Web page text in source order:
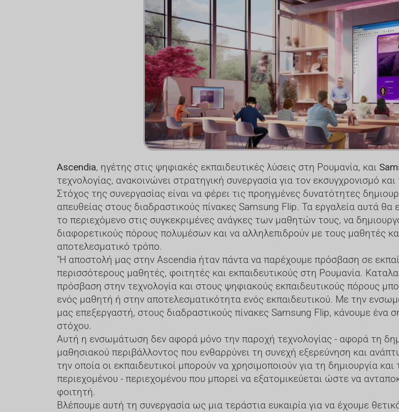
Ascendia, ηγέτης στις ψηφιακές εκπαιδευτικές λύσεις στη Ρουμανία, και
τεχνολογίας, ανακοινώνει στρατηγική συνεργασία για τον εκσυγχρονισμό
Στόχος της συνεργασίας είναι να φέρει τις προηγμένες δυνατότητες
απευθείας στους διαδραστικούς πίνακες Samsung Flip. Τα εργαλεία αυτά
το περιεχόμενο στις συγκεκριμένες ανάγκες των μαθητών τους, να
διαφορετικούς πόρους πολυμέσων και να αλληλεπιδρούν με τους μαθητές
αποτελεσματικό τρόπο.
"Η αποστολή μας στην Ascendia ήταν πάντα να παρέχουμε πρόσβαση σε
περισσότερους μαθητές, φοιτητές και εκπαιδευτικούς στη Ρουμανία.
πρόσβαση στην τεχνολογία και στους ψηφιακούς εκπαιδευτικούς πόρους
ενός μαθητή ή στην αποτελεσματικότητα ενός εκπαιδευτικού. Με την
μας επεξεργαστή, στους διαδραστικούς πίνακες Samsung Flip, κάνουμε ένα
στόχου.
Αυτή η ενσωμάτωση δεν αφορά μόνο την παροχή τεχνολογίας - αφορά τη
μαθησιακού περιβάλλοντος που ενθαρρύνει τη συνεχή εξερεύνηση και
την οποία οι εκπαιδευτικοί μπορούν να χρησιμοποιούν για τη δημιουργία
περιεχομένου - περιεχομένου που μπορεί να εξατομικεύεται ώστε να
φοιτητή.
Βλέπουμε αυτή τη συνεργασία ως μια τεράστια ευκαιρία για να έχουμε